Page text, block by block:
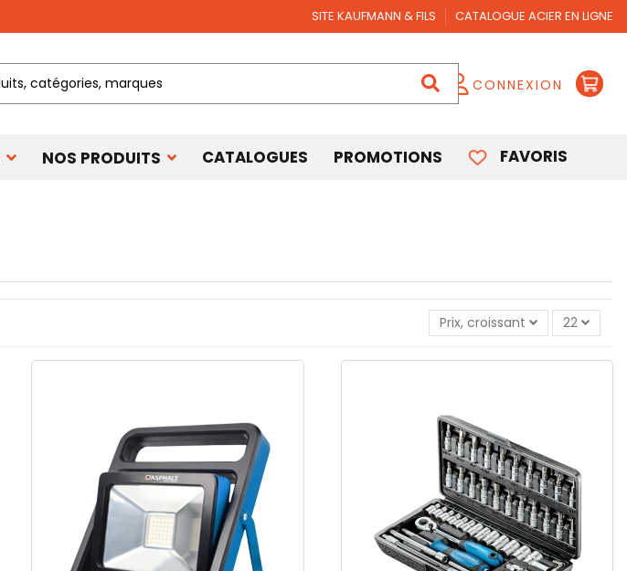
SITE KAUFMANN & FILS CATALOGUE ACIER EN LIGNE
CONNEXION
FAVORIS
PROMOTIONS
CATALOGUES
NOS PRODUITS
Prix, croissant 22